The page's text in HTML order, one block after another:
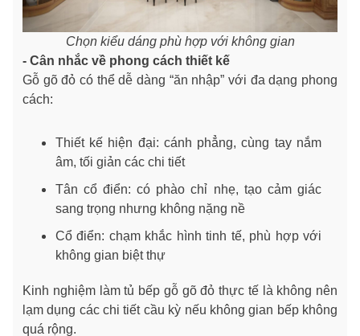
Chọn kiểu dáng phù hợp với không gian
- Cân nhắc về phong cách thiết kế
Gỗ gõ đỏ có thể dễ dàng “ăn nhập” với đa dạng phong
cách:
Thiết kế hiện đại: cánh phẳng, cùng tay nắm
âm, tối giản các chi tiết
Tân cổ điển: có phào chỉ nhẹ, tạo cảm giác
sang trọng nhưng không nặng nề
Cổ điển: chạm khắc hình tinh tế, phù hợp với
không gian biệt thự
Kinh nghiệm làm tủ bếp gỗ gõ đỏ thực tế là không nên
lạm dụng các chi tiết cầu kỳ nếu không gian bếp không
quá rộng.